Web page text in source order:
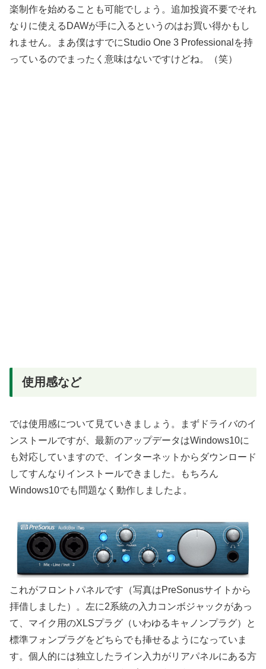
楽制作を始めることも可能でしょう。追加投資不要でそれ
なりに使えるDAWが手に入るというのはお買い得かもし
れません。まあ僕はすでにStudio One 3 Professionalを持
っているのでまったく意味はないですけどね。（笑）
使用感など
では使用感について見ていきましょう。まずドライバのイ
ンストールですが、最新のアップデータはWindows10に
も対応していますので、インターネットからダウンロード
してすんなりインストールできました。もちろん
Windows10でも問題なく動作しましたよ。
これがフロントパネルです（写真はPreSonusサイトから
拝借しました）。左に2系統の入力コンボジャックがあっ
て、マイク用のXLSプラグ（いわゆるキャノンプラグ）と
標準フォンプラグをどちらでも挿せるようになっていま
す。個人的には独立したライン入力がリアパネルにある方